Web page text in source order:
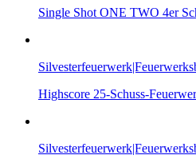
Single Shot ONE TWO 4er
Highscore 25-Schuss-